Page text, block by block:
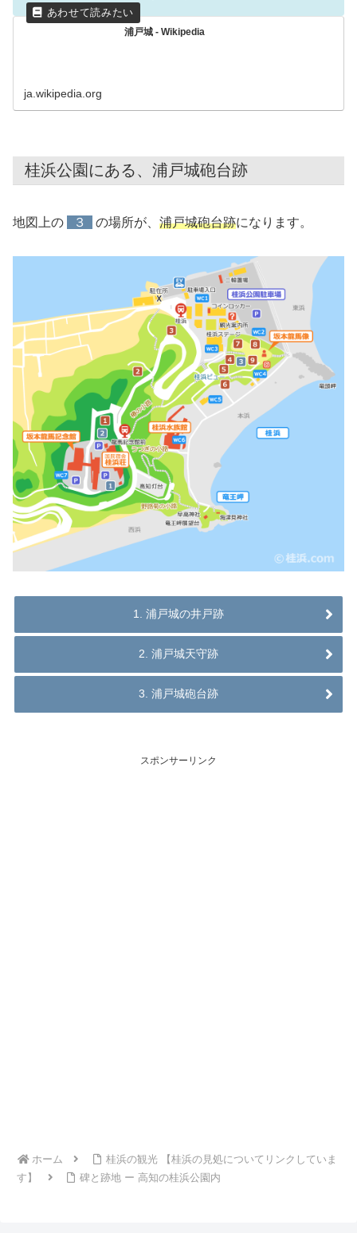
浦戸城 - Wikipedia
ja.wikipedia.org
桂浜公園にある、浦戸城砲台跡
地図上の ３ の場所が、 浦戸城砲台跡になります。
1. 浦戸城の井戸跡
2. 浦戸城天守跡
3. 浦戸城砲台跡
スポンサーリンク
ホーム
桂浜の観光 【桂浜の見処についてリンクしていま
す】
碑と跡地 ー 高知の桂浜公園内